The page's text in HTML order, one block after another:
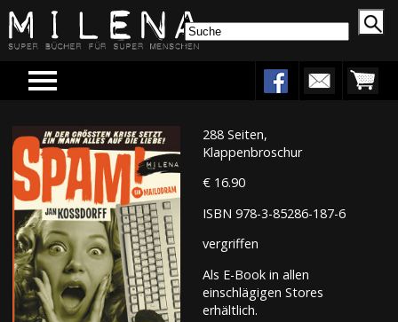
Menu
288 Seiten,
Klappenbroschur
€ 16.90
ISBN 978-3-85286-187-6
vergriffen
Als E-Book in allen
einschlägigen Stores
erhältlich.